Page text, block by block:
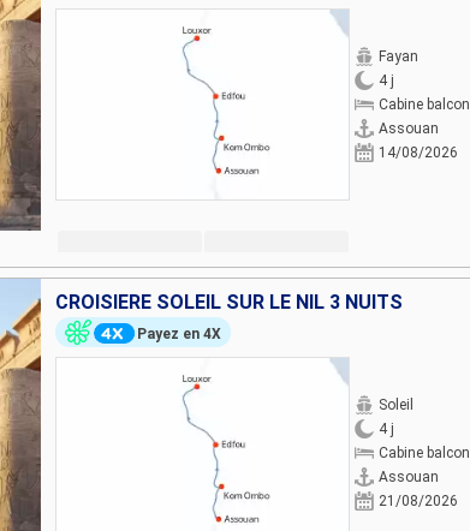
Fayan
4 j
Cabine balcon
Assouan
14/08/2026
CROISIÈRE SOLEIL SUR LE NIL 3 NUITS
Payez en 4X
Soleil
4 j
Cabine balcon
Assouan
21/08/2026